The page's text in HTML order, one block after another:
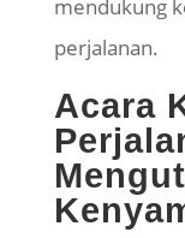
mendukung
perjalanan.
Acara